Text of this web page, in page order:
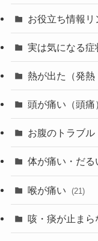
お役立ち情報リ
実は気になる症
熱が出た（発熱
頭が痛い（頭痛
お腹のトラブル
体が痛い・だる
喉が痛い (21)
咳・痰が止まら